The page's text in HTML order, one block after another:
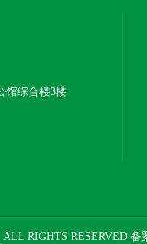
馆综合楼3楼
RIGHTS RESERVED 备